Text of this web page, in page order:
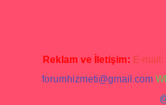
Reklam ve İletişim: E-mail:
forumhizmeti@gmail.com